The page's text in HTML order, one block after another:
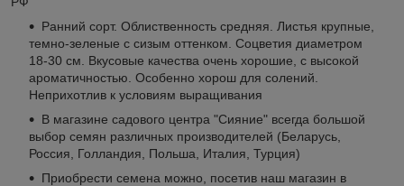
Ранний сорт. Облиственность средняя. Листья крупные,
темно-зеленые с сизым оттенком. Соцветия диаметром
18-30 см. Вкусовые качества очень хорошие, с высокой
ароматичностью. Особенно хорош для солений.
Неприхотлив к условиям выращивания
В магазине садового центра "Сияние" всегда большой
выбор семян различных производителей (Беларусь,
Россия, Голландия, Польша, Италия, Турция)
Приобрести семена можно, посетив наш магазин в